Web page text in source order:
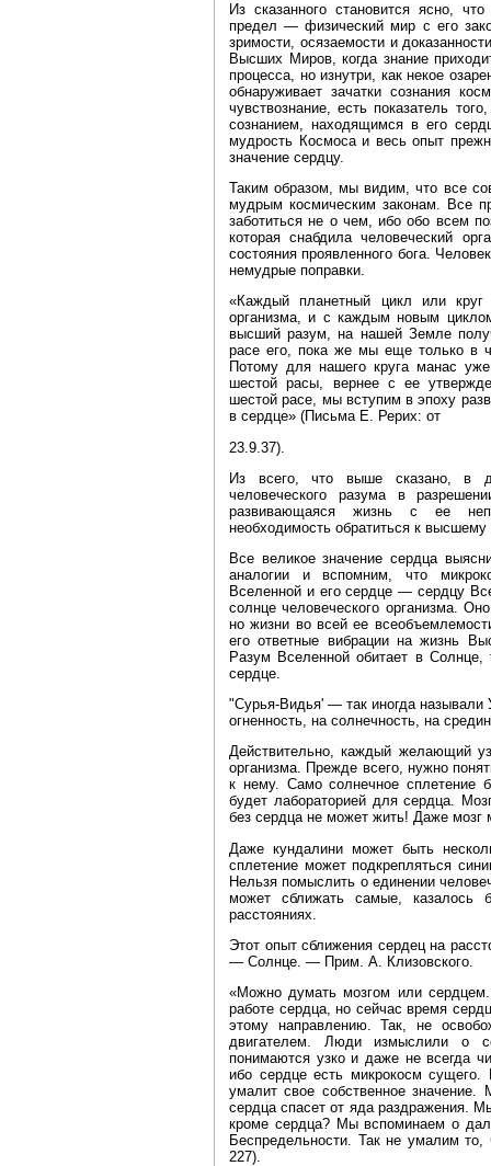
Из сказанного становится ясно,
предел — физический мир с его
зримости, осязаемости и
Высших Миров, когда знание
процесса, но изнутри, как некое
обнаруживает зачатки сознания
чувствознание, есть показатель
сознанием, находящимся в его
мудрость Космоса и весь опыт
значение сердцу.
Таким образом, мы видим, что все
мудрым космическим законам. Все
заботиться не о чем, ибо обо всем
которая снабдила человеческий
состояния проявленного бога.
немудрые поправки.
«Каждый планетный цикл или круг
организма, и с каждым новым
высший разум, на нашей Земле
расе его, пока же мы еще только в
Потому для нашего круга манас
шестой расы, вернее с ее
шестой расе, мы вступим в эпоху
в сердце» (Письма Е. Рерих: от
23.9.37).
Из всего, что выше сказано, в
человеческого разума в
развивающаяся жизнь с ее
необходимость обратиться к
Все великое значение сердца
аналогии и вспомним, что
Вселенной и его сердце — сердцу
солнце человеческого организма.
но жизни во всей ее
его ответные вибрации на жизнь
Разум Вселенной обитает в Солнце,
сердце.
"Сурья‑Видья' — так иногда
огненность, на солнечность, на
Действительно, каждый желающий
организма. Прежде всего, нужно
к нему. Само солнечное сплетение
будет лабораторией для сердца.
без сердца не может жить! Даже мозг
Даже кундалини может быть
сплетение может подкрепляться
Нельзя помыслить о единении
может сближать самые, казалось
расстояниях.
Этот опыт сближения сердец на
— Солнце. — Прим. А. Клизовского.
«Можно думать мозгом или
работе сердца, но сейчас время
этому направлению. Так, не
двигателем. Люди измыслили о
понимаются узко и даже не всегда
ибо сердце есть микрокосм сущего.
умалит свое собственное
сердца спасет от яда раздражения.
кроме сердца? Мы вспоминаем о
Беспредельности. Так не умалим
227).